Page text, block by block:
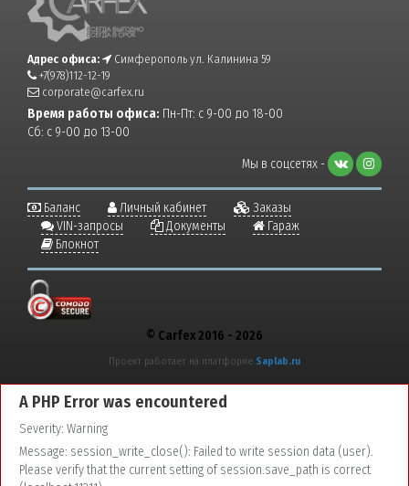
Адрес офиса:
Симферополь ул. Калинина 59
+7(978)112-12-19
corporate@carfex.ru
Время работы офиса: Пн-Пт: с 9-00 до 18-00
Сб: с 9-00 до 13-00
Мы в соцсетях -
Баланс Личный кабинет
Заказы
VIN-запросы
Документы
Гараж
Блокнот
© Carfex 2016 - 2026
Проект работает на платформе Saplab.ru
A PHP Error was encountered
Severity: Warning
Message: session_write_close(): Failed to write session data (user).
Please verify that the current setting of session.save_path is correct